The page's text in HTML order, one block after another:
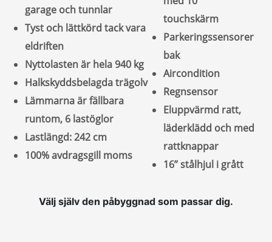
garage och tunnlar
Tyst och lättkörd tack vara
eldriften
Nyttolasten är hela 940 kg
Halkskyddsbelagda trägolv
Lämmarna är fällbara
runtom, 6 lastöglor
Lastlängd: 242 cm
100% avdragsgill moms
touchskärm
Parkeringssensorer
bak
Aircondition
Regnsensor
Eluppvärmd ratt,
läderklädd och med
rattknappar
16” stålhjul i grått
Välj själv den påbyggnad som passar dig.